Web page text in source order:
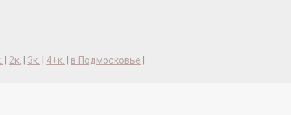
2к. 3к. 4+к. в Подмосковье